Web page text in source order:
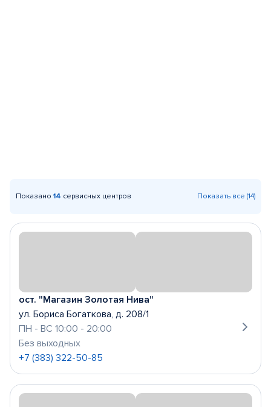
Показано 14 сервисных центров Показать все (14)
ост. "Магазин Золотая Нива"
ул. Бориса Богаткова, д. 208/1
ПН - ВС 10:00 - 20:00
Без выходных
+7 (383) 322-50-85